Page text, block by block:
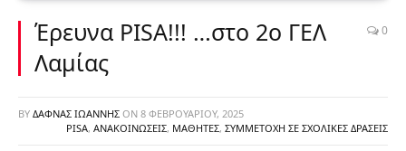
Έρευνα PISA!!! …στο 2o ΓΕΛ
Λαμίας
0
BY ΔΑΦΝΆΣ ΙΩΆΝΝΗΣ ON 8 ΦΕΒΡΟΥΑΡΊΟΥ, 2025
PISA, ΑΝΑΚΟΙΝΏΣΕΙΣ, ΜΑΘΗΤΈΣ, ΣΥΜΜΕΤΟΧΉ ΣΕ ΣΧΟΛΙΚΈΣ ΔΡΆΣΕΙΣ